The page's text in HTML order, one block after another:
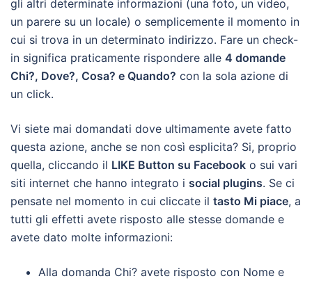
gli altri determinate informazioni (una foto, un video,
un parere su un locale) o semplicemente il momento in
cui si trova in un determinato indirizzo. Fare un check-
in significa praticamente rispondere alle 4 domande
Chi?, Dove?, Cosa? e Quando? con la sola azione di
un click.
Vi siete mai domandati dove ultimamente avete fatto
questa azione, anche se non così esplicita? Si, proprio
quella, cliccando il LIKE Button su Facebook o sui vari
siti internet che hanno integrato i social plugins. Se ci
pensate nel momento in cui cliccate il tasto Mi piace, a
tutti gli effetti avete risposto alle stesse domande e
avete dato molte informazioni:
Alla domanda Chi? avete risposto con Nome e